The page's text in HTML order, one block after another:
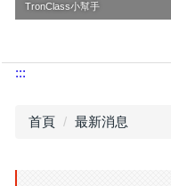
TronClass小幫手
:::
首頁 最新消息